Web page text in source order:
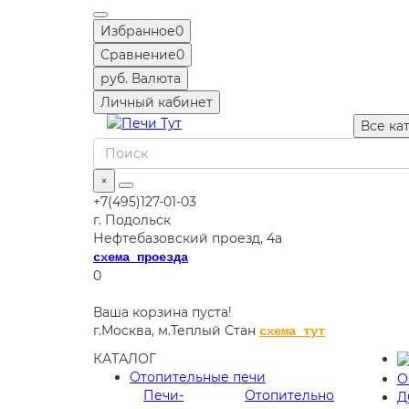
Избранное0
Сравнение0
руб. Валюта
Личный кабинет
Все
×
+7(495)127-01-03
г. Подольск
Нефтебазовский проезд, 4а
схема проезда
0
Ваша корзина пуста!
г.Москва, м.Теплый Стан схема тут
КАТАЛОГ
Отопительные печи
Печи-
Отопительно